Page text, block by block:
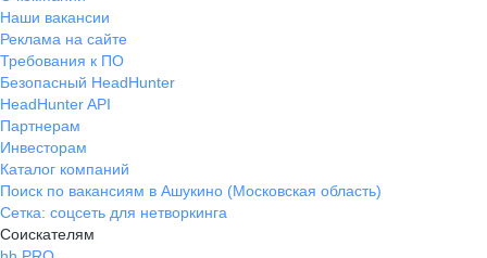
Наши вакансии
Реклама на сайте
Требования к ПО
Безопасный HeadHunter
HeadHunter API
Партнерам
Инвесторам
Каталог компаний
Поиск по вакансиям в Ашукино (Московская область)
Сетка: соцсеть для нетворкинга
Соискателям